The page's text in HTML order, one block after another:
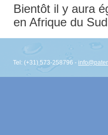
Bientôt il y aura
en Afrique du
Tel: (+31) 573-258796 -